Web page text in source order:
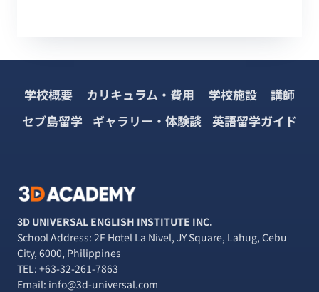
学校概要 カリキュラム・費用 学校施設
講師
セブ島留学 ギャラリー・体験談 英語留学ガイド
3D UNIVERSAL ENGLISH INSTITUTE INC.
School Address: 2F Hotel La Nivel, JY Square, Lahug, Cebu
City, 6000, Philippines
TEL: +63-32-261-7863
Email: info@3d-universal.com